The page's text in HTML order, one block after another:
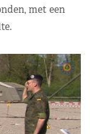
met een